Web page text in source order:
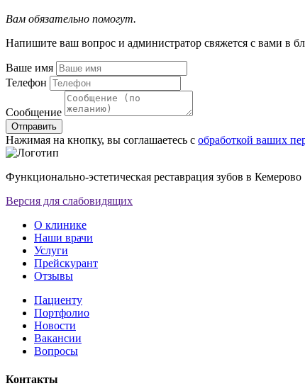
Вам обязательно помогут.
Напишите ваш вопрос и администратор свяжется с вами в
Ваше имя
Телефон
Сообщение
Отправить
Нажимая на кнопку, вы соглашаетесь с обработкой ваших
Функционально-эстетическая реставрация зубов в Кемерово
Версия для слабовидящих
О клинике
Наши врачи
Услуги
Прейскурант
Отзывы
Пациенту
Портфолио
Новости
Вакансии
Вопросы
Контакты